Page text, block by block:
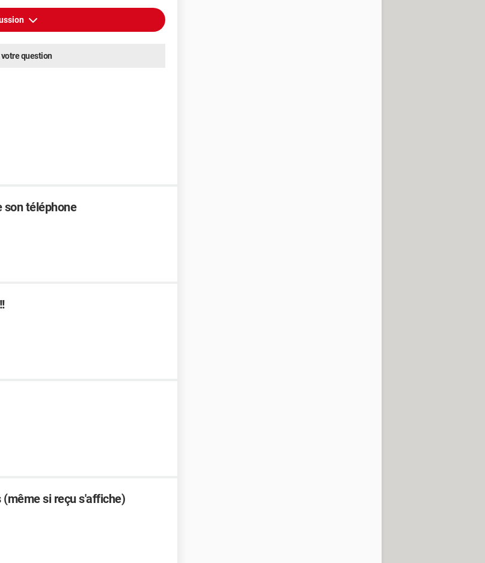
votre question
son téléphone
si reçu s'affiche)